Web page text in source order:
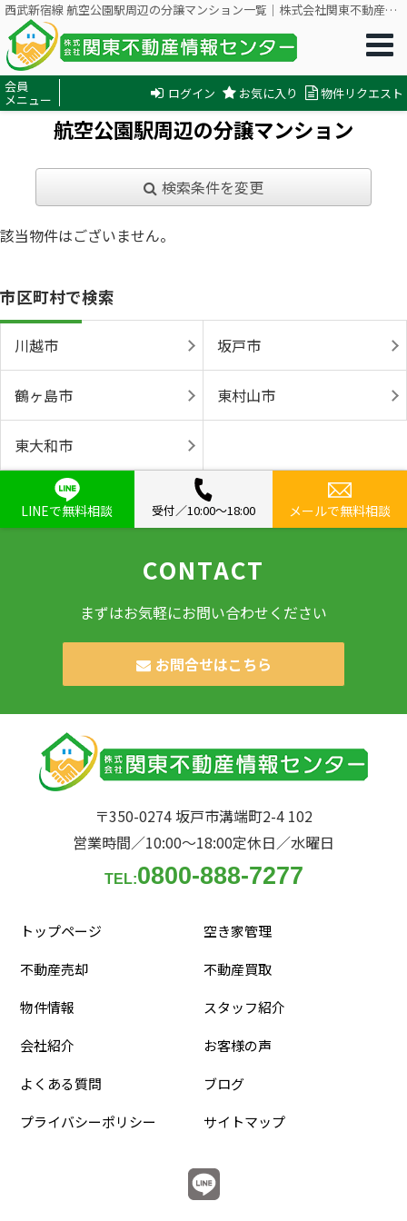
西武新宿線 航空公園駅周辺の分譲マンション一覧｜株式会社関東不動産情報センター
会員
メニュー ログイン お気に入り 物件リクエスト
航空公園駅周辺の分譲マンション
検索条件を変更
該当物件はございません。
市区町村で検索
川越市 坂戸市
鶴ヶ島市 東村山市
東大和市
LINEで無料相談 受付／10:00〜18:00 メールで無料相談
CONTACT
まずはお気軽にお問い合わせください
お問合せはこちら
〒350-0274 坂戸市溝端町2-4 102
営業時間／10:00〜18:00定休日／水曜日
TEL:0800-888-7277
トップページ
空き家管理
不動産売却
不動産買取
物件情報
スタッフ紹介
会社紹介
お客様の声
よくある質問
ブログ
プライバシーポリシー
サイトマップ